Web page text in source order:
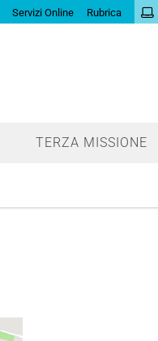
Servizi Online Rubrica
TERZA MISSIONE